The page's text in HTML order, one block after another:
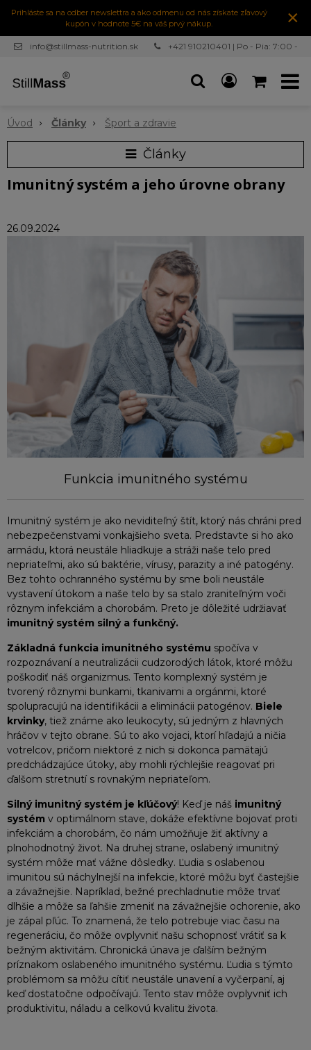
Prihláste sa na odber newslettra a ako odmenu od nás získate zľavový
kupón v hodnote 5€ na váš prvý nákup.
×
info@stillmass-nutrition.sk
+421 910210401 | Po - Pia: 7:00 -
Úvod Články Šport a zdravie
Články
Imunitný systém a jeho úrovne obrany
26.09.2024
Funkcia imunitného systému
Imunitný systém je ako neviditeľný štít, ktorý nás chráni pred
nebezpečenstvami vonkajšieho sveta. Predstavte si ho ako
armádu, ktorá neustále hliadkuje a stráži naše telo pred
nepriateľmi, ako sú baktérie, vírusy, parazity a iné patogény.
Bez tohto ochranného systému by sme boli neustále
vystavení útokom a naše telo by sa stalo zraniteľným voči
rôznym infekciám a chorobám. Preto je dôležité udržiavať
imunitný systém silný a funkčný.
Základná funkcia imunitného systému spočíva v
rozpoznávaní a neutralizácii cudzorodých látok, ktoré môžu
poškodiť náš organizmus. Tento komplexný systém je
tvorený rôznymi bunkami, tkanivami a orgánmi, ktoré
spolupracujú na identifikácii a eliminácii patogénov. Biele
krvinky, tiež známe ako leukocyty, sú jedným z hlavných
hráčov v tejto obrane. Sú to ako vojaci, ktorí hľadajú a ničia
votrelcov, pričom niektoré z nich si dokonca pamätajú
predchádzajúce útoky, aby mohli rýchlejšie reagovať pri
ďalšom stretnutí s rovnakým nepriateľom.
Silný imunitný systém je kľúčový! Keď je náš imunitný
systém v optimálnom stave, dokáže efektívne bojovať proti
infekciám a chorobám, čo nám umožňuje žiť aktívny a
plnohodnotný život. Na druhej strane, oslabený imunitný
systém môže mať vážne dôsledky. Ľudia s oslabenou
imunitou sú náchylnejší na infekcie, ktoré môžu byť častejšie
a závažnejšie. Napríklad, bežné prechladnutie môže trvať
dlhšie a môže sa ľahšie zmeniť na závažnejšie ochorenie, ako
je zápal pľúc. To znamená, že telo potrebuje viac času na
regeneráciu, čo môže ovplyvniť našu schopnosť vrátiť sa k
bežným aktivitám. Chronická únava je ďalším bežným
príznakom oslabeného imunitného systému. Ľudia s týmto
problémom sa môžu cítiť neustále unavení a vyčerpaní, aj
keď dostatočne odpočívajú. Tento stav môže ovplyvniť ich
produktivitu, náladu a celkovú kvalitu života.